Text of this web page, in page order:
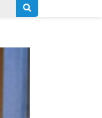
Rechercher :